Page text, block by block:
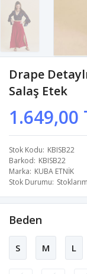
Drape
Salaş Etek
1.649,00
Stok Kodu KBISB22
Barkod KBISB22
Marka KUBA ETNİK
Stok Durumu
Beden
S M L